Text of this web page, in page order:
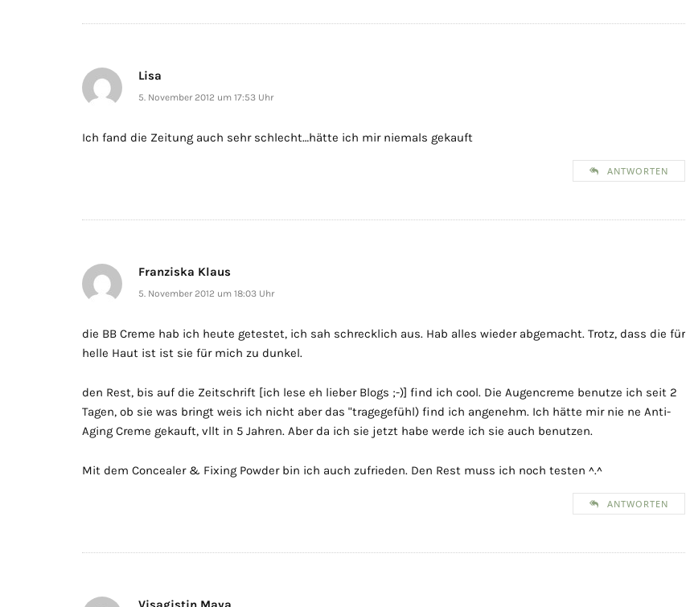
Lisa
5. November 2012 um 17:53 Uhr
Ich fand die Zeitung auch sehr schlecht…hätte ich mir niemals gekauft
ANTWORTEN
Franziska Klaus
5. November 2012 um 18:03 Uhr
die BB Creme hab ich heute getestet, ich sah schrecklich aus. Hab alles wieder abgemacht. Trotz, dass die für
helle Haut ist ist sie für mich zu dunkel.
den Rest, bis auf die Zeitschrift [ich lese eh lieber Blogs ;-)] find ich cool. Die Augencreme benutze ich seit 2
Tagen, ob sie was bringt weis ich nicht aber das "tragegefühl) find ich angenehm. Ich hätte mir nie ne Anti-
Aging Creme gekauft, vllt in 5 Jahren. Aber da ich sie jetzt habe werde ich sie auch benutzen.
Mit dem Concealer & Fixing Powder bin ich auch zufrieden. Den Rest muss ich noch testen ^.^
ANTWORTEN